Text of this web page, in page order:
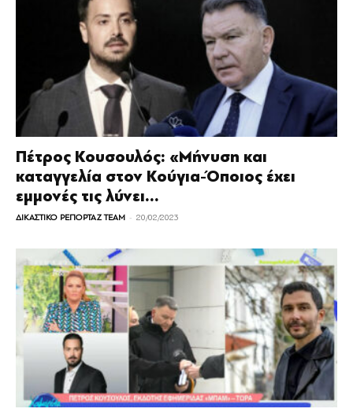
Πέτρος Κουσουλός: «Μήνυση και
καταγγελία στον Κούγια-Όποιος έχει
εμμονές τις λύνει...
ΔΙΚΑΣΤΙΚΟ ΡΕΠΟΡΤΑΖ TEAM - 20/02/2023